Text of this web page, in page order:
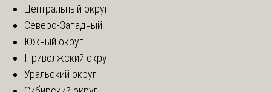
Центральный округ
Северо-Западный
Южный округ
Приволжский округ
Уральский округ